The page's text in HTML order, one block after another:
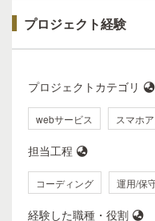
プロジェクト経験
プロジェクトカテゴリ
webサービス スマホ
担当工程
コーディング 運用/保
経験した職種・役割